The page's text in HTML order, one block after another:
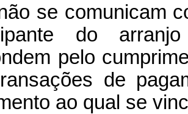
se comunicam
do
pelo
de
ao qual se